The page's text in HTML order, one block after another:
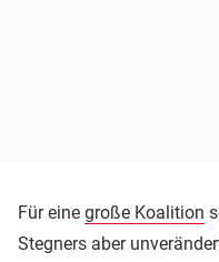
Für eine große Koalition
Stegners aber